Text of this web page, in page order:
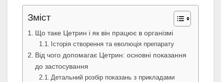
Зміст
Що таке Цетрин і як він працює в організмі
Історія створення та еволюція препарату
Від чого допомагає Цетрин: основні показання
до застосування
Детальний розбір показань з прикладами